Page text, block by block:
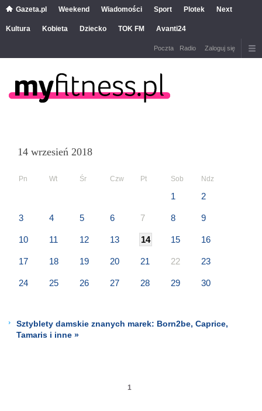
Gazeta.pl Weekend Wiadomości Sport Plotek Next
Kultura Kobieta Dziecko TOK FM Avanti24
Poczta Radio Zaloguj się
14 wrzesień 2018
Pn Wt Śr Czw Pt Sob Ndz
1 2
3 4 5 6 7 8 9
10 11 12 13 14 15 16
17 18 19 20 21 22 23
24 25 26 27 28 29 30
Sztyblety damskie znanych marek: Born2be, Caprice,
Tamaris i inne »
1